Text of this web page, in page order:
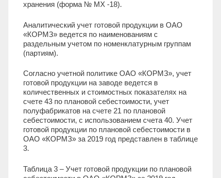
хранения (форма № МХ -18).
Аналитический учет готовой продукции в ОАО
«КОРМЗ» ведется по наименованиям с
раздельным учетом по номенклатурным группам
(партиям).
Согласно учетной политике ОАО «КОРМЗ», учет
готовой продукции на заводе ведется в
количественных и стоимостных показателях на
счете 43 по плановой себестоимости, учет
полуфабрикатов на счете 21 по плановой
себестоимости, с использованием счета 40. Учет
готовой продукции по плановой себестоимости в
ОАО «КОРМЗ» за 2019 год представлен в таблице
3.
Таблица 3 – Учет готовой продукции по плановой